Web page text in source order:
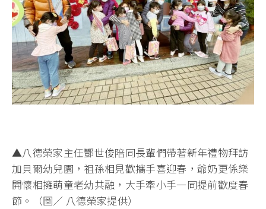
▲八德榮家主任酆世俊陪同長輩們帶著新年禮物拜訪
加貝爾幼兒園，祖孫相見歡攜手喜迎春，爺奶更係樂
開懷相擁萌童老幼共融，大手牽小手一同提前歡度春
節。（圖／ 八德榮家提供）